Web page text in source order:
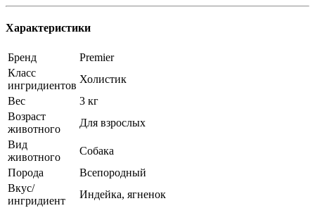
Характеристики
Бренд
Premier
Класс
ингридиентов
Холистик
Вес
3 кг
Возраст
животного
Для взрослых
Вид
животного
Собака
Порода
Всепородный
Вкус/
ингридиент
Индейка, ягненок